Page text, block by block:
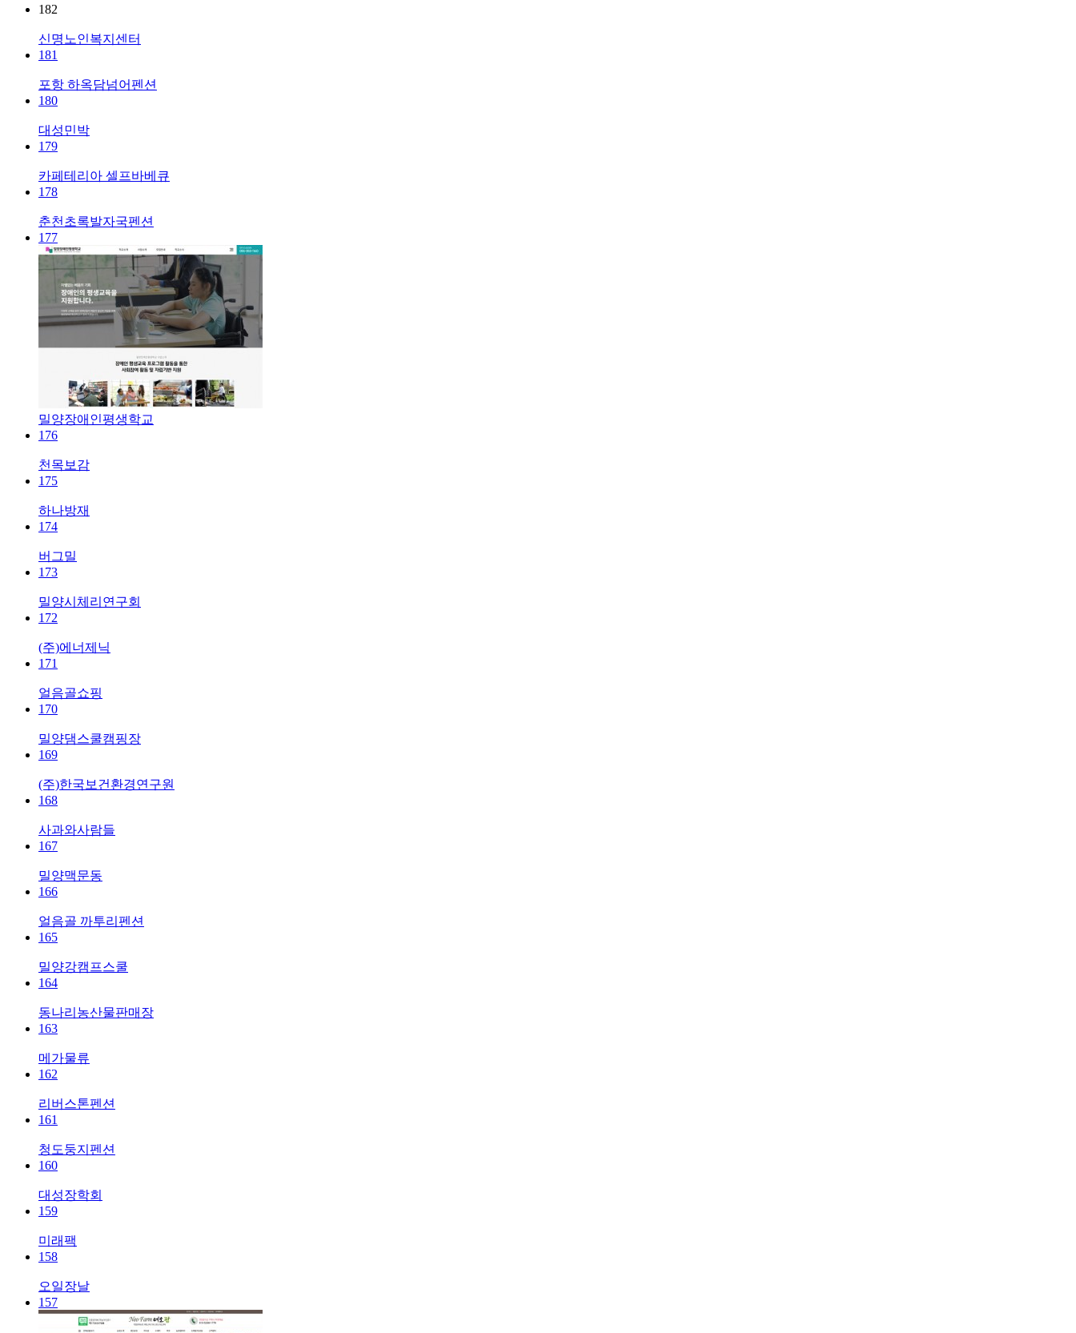
182
신명노인복지센터
181
포항 하옥담넘어펜션
180
대성민박
179
카페테리아 셀프바베큐
178
춘천초록발자국펜션
177
밀양장애인평생학교
176
천목보감
175
하나방재
174
버그밀
173
밀양시체리연구회
172
(주)에너제닉
171
얼음골쇼핑
170
밀양댐스쿨캠핑장
169
(주)한국보건환경연구원
168
사과와사람들
167
밀양맥문동
166
얼음골 까투리펜션
165
밀양강캠프스쿨
164
동나리농산물판매장
163
메가물류
162
리버스톤펜션
161
청도둥지펜션
160
대성장학회
159
미래팩
158
오일장날
157